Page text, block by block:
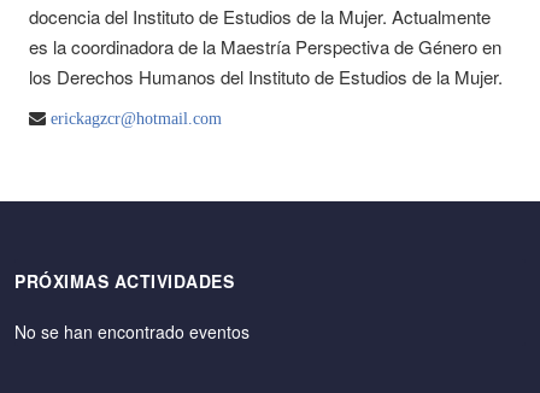
docencia del Instituto de Estudios de la Mujer. Actualmente
es la coordinadora de la Maestría Perspectiva de Género en
los Derechos Humanos del Instituto de Estudios de la Mujer.
erickagzcr@hotmail.com
PRÓXIMAS ACTIVIDADES
No se han encontrado eventos